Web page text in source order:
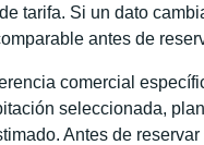
tarifa. Si un dato
antes de
comercial
seleccionada,
Antes de